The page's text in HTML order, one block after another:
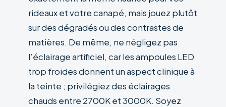
rideaux et votre canapé, mais jouez plutôt
sur des dégradés ou des contrastes de
matières. De même, ne négligez pas
l’éclairage artificiel, car les ampoules LED
trop froides donnent un aspect clinique à
la teinte ; privilégiez des éclairages
chauds entre 2700K et 3000K. Soyez